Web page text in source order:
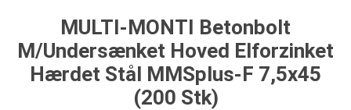
MULTI-MONTI Betonbolt
M/Undersænket Hoved Elforzinket
Hærdet Stål MMSplus-F 7,5x45
(200 Stk)